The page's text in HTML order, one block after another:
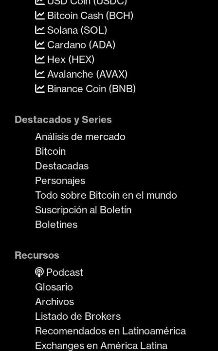
Bitcoin Cash (BCH)
Solana (SOL)
Cardano (ADA)
Hex (HEX)
Avalanche (AVAX)
Binance Coin (BNB)
Destacados y Series
Análisis de mercado
Bitcoin
Destacadas
Personajes
Todo sobre Bitcoin en el mundo
Suscripción al Boletín
Boletines
Recursos
Podcast
Glosario
Archivos
Listado de Brokers
Recomendados en Latinoamérica
Exchanges en América Latina